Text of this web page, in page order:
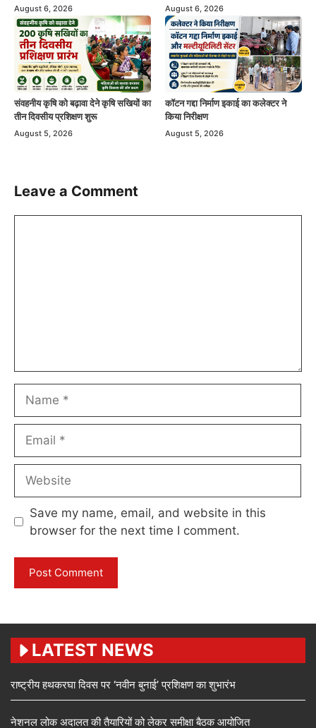
August 6, 2026 August 6, 2026
संवहनीय कृषि को बढ़ावा देने कृषि सखियों का
तीन दिवसीय प्रशिक्षण शुरू
August 5, 2026
कॉटन गद्दा निर्माण इकाई का कलेक्टर ने
किया निरीक्षण
August 5, 2026
Leave a Comment
Save my name, email, and website in this
browser for the next time I comment.
LATEST NEWS
राष्ट्रीय हथकरघा दिवस पर ‘नवीन बुनाई’ प्रशिक्षण का शुभारंभ
नेशनल लोक अदालत की तैयारियों को लेकर समीक्षा बैठक आयोजित